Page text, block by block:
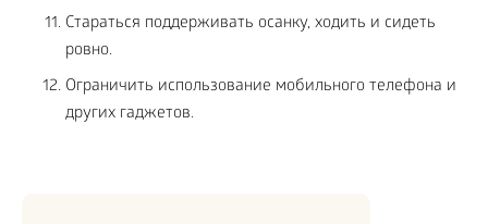
Стараться поддерживать осанку, ходить и сидеть
ровно.
Ограничить использование мобильного телефона и
других гаджетов.